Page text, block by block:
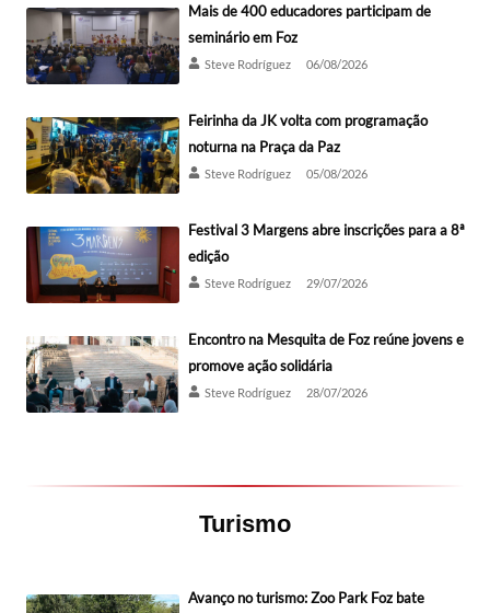
Mais de 400 educadores participam de
seminário em Foz
Steve Rodríguez 06/08/2026
Feirinha da JK volta com programação
noturna na Praça da Paz
Steve Rodríguez 05/08/2026
Festival 3 Margens abre inscrições para a 8ª
edição
Steve Rodríguez 29/07/2026
Encontro na Mesquita de Foz reúne jovens e
promove ação solidária
Steve Rodríguez 28/07/2026
Turismo
Avanço no turismo: Zoo Park Foz bate